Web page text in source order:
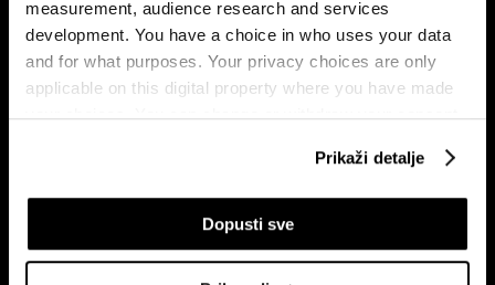
measurement, audience research and services
development. You have a choice in who uses your data
and for what purposes. Your privacy choices are only
applicable on this digital property where you have made
your choices. You can change or withdraw your consent
If you allow, we would also like to:
Collect information about your geographical
Prikaži detalje
Dopusti sve
regionalni prvaci nižu rekorde